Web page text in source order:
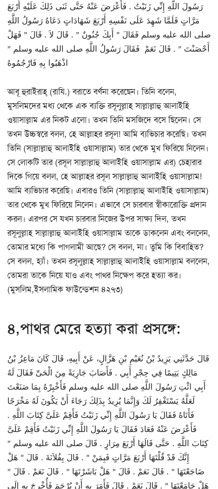
رَسُولَ اللَّهِ إِنِّي زَنَيْتُ ‏.‏ فَأَعْرَضَ عَنْهُ حَتَّى ثَنَى ذَلِكَ عَلَيْهِ أَرْبَعَ
مَرَّاتٍ فَلَمَّا شَهِدَ عَلَى نَفْسِهِ أَرْبَعَ شَهَادَاتٍ دَعَاهُ رَسُولُ اللَّهِ
صلى الله عليه وسلم فَقَالَ ‏”‏ أَبِكَ جُنُونٌ ‏”‏ ‏.‏ قَالَ لاَ ‏.‏ قَالَ ‏”‏ فَهَلْ
أَحْصَنْتَ ‏”‏ ‏.‏ قَالَ نَعَمْ ‏‏ فَقَالَ رَسُولُ اللَّهِ صلى الله عليه وسلم ‏”‏
اذْهَبُوا بِهِ فَارْجُمُوهُ
আবূ হুরাইরাহ্ (রাযি.) বরাতে বর্ণনা করেছেন। তিনি বলেন,
মুসলিমদের মধ্য থেকে এক ব্যক্তি রসূলুল্লাহ সাল্লাল্লাহু আলাইহি
ওয়াসাল্লাম এর নিকট এলো। তখন তিনি মসজিদে বসে ছিলেন। সে
তখন উচ্চস্বরে বলল, হে আল্লাহর রসূল! আমি ব্যভিচার করেছি। তখন
তিনি (সাল্লাল্লাহু আলাইহি ওয়াসাল্লাম) তার থেকে মুখ ফিরিয়ে নিলেন।
সে লোকটি তার (রসূল সাল্লাল্লাহু আলাইহি ওয়াসাল্লাম এর) চেহারার
দিকে গিয়ে বলল, হে আল্লাহর রসূল সাল্লাল্লাহু আলাইহি ওয়াসাল্লাম!
আমি ব্যভিচার করেছি। এবারও তিনি (সাল্লাল্লাহু আলাইহি ওয়াসাল্লাম)
তার থেকে মুখ ফিরিয়ে নিলেন। এভাবে সে চারবার স্বীকারোক্তি প্রদান
করল। এরপর সে যখন চারবার নিজের উপর সাক্ষ্য দিল, তখন
রসূলুল্লাহ সাল্লাল্লাহু আলাইহি ওয়াসাল্লাম তাকে ডাকলেন এবং বললেন,
তোমার মধ্যে কি পাগলামী আছে? সে বলল, না। তুমি কি বিবাহিত?
সে বলল, হ্যাঁ। তখন রসূলুল্লাহ সাল্লাল্লাহু আলাইহি ওয়াসাল্লাম বললেন,
তোমরা তাকে নিয়ে যাও এবং পাথর নিক্ষেপ করে হত্যা কর।
(মুসলিম,ইসলামিক ফাউন্ডেশন ৪২৭৩)
৪,পাথর মেরে হত্যা করা প্রসঙ্গে:
قَالَ حَدَّثَنِي يَزِيدُ بْنُ نُعَيْمِ بْنِ هَزَّالٍ، عَنْ أَبِيهِ، قَالَ كَانَ مَاعِزُ بْنُ
مَالِكٍ يَتِيمًا فِي حِجْرِ أَبِي ‏.‏ فَأَصَابَ جَارِيَةً مِنَ الْحَىِّ فَقَالَ لَهُ
أَبِي ائْتِ رَسُولَ اللَّهِ صلى الله عليه وسلم فَأَخْبِرْهُ بِمَا صَنَعْتَ
لَعَلَّهُ يَسْتَغْفِرُ لَكَ وَإِنَّمَا يُرِيدُ بِذَلِكَ رَجَاءَ أَنْ يَكُونَ لَهُ مَخْرَجًا
فَأَتَاهُ فَقَالَ يَا رَسُولَ اللَّهِ إِنِّي زَنَيْتُ فَأَقِمْ عَلَىَّ كِتَابَ اللَّهِ ‏.‏
فَأَعْرَضَ عَنْهُ فَعَادَ فَقَالَ يَا رَسُولَ اللَّهِ إِنِّي زَنَيْتُ فَأَقِمْ عَلَىَّ
كِتَابَ اللَّهِ ‏.‏ حَتَّى قَالَهَا أَرْبَعَ مِرَارٍ ‏.‏ قَالَ صلى الله عليه وسلم ‏”‏
إِنَّكَ قَدْ قُلْتَهَا أَرْبَعَ مَرَّاتٍ فَبِمَنْ ‏”‏ ‏.‏ قَالَ بِفُلاَنَةَ ‏.‏ قَالَ ‏”‏ هَلْ
ضَاجَعْتَهَا ‏”‏ ‏.‏ قَالَ نَعَمْ ‏.‏ قَالَ ‏”‏ هَلْ بَاشَرْتَهَا ‏”‏ ‏.‏ قَالَ نَعَمْ ‏.‏ قَالَ ‏”‏
هَلْ جَامَعْتَهَا ‏”‏ ‏.‏ قَالَ نَعَمْ ‏.‏ قَالَ فَأَمَرَ بِهِ أَنْ يُرْجَمَ فَأُخْرِجَ بِهِ إِلَى